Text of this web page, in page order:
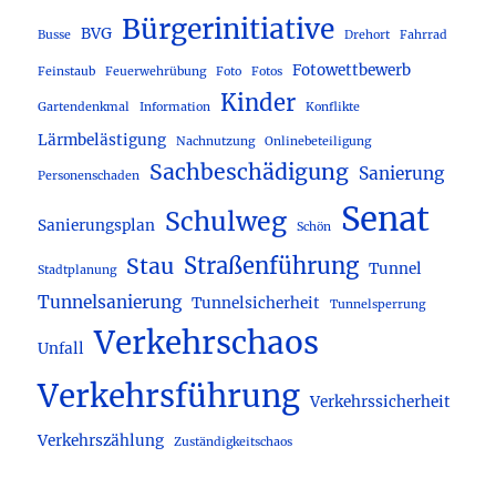
Busse BVG Bürgerinitiative Drehort Fahrrad
Feinstaub Feuerwehrübung Foto Fotos Fotowettbewerb
Gartendenkmal Information Kinder Konflikte
Lärmbelästigung Nachnutzung Onlinebeteiligung
Personenschaden Sachbeschädigung Sanierung
Sanierungsplan Schulweg Schön Senat
Stadtplanung Stau Straßenführung Tunnel
Tunnelsanierung Tunnelsicherheit Tunnelsperrung
Unfall Verkehrschaos
Verkehrsführung Verkehrssicherheit
Verkehrszählung Zuständigkeitschaos